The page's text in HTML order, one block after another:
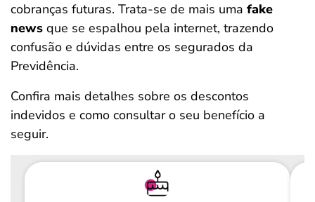
cobranças futuras. Trata-se de mais uma fake
news que se espalhou pela internet, trazendo
confusão e dúvidas entre os segurados da
Previdência.
Confira mais detalhes sobre os descontos
indevidos e como consultar o seu benefício a
seguir.